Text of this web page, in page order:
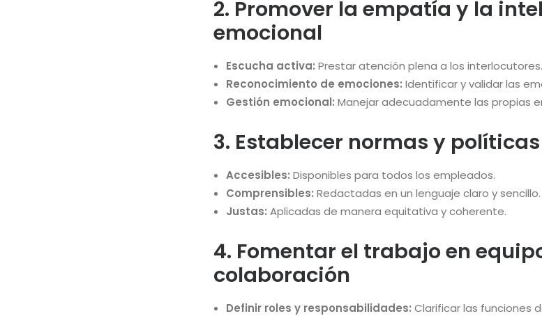
2. Promover la empatía y la
emocional
Escucha activa: Prestar atención plena a los interlocutores.
Reconocimiento de emociones: Identificar y validar las
Gestión emocional: Manejar adecuadamente las propias
3. Establecer normas y
Accesibles: Disponibles para todos los empleados.
Comprensibles: Redactadas en un lenguaje claro y sencillo.
Justas: Aplicadas de manera equitativa y coherente.
4. Fomentar el trabajo en
colaboración
Definir roles y responsabilidades: Clarificar las funciones